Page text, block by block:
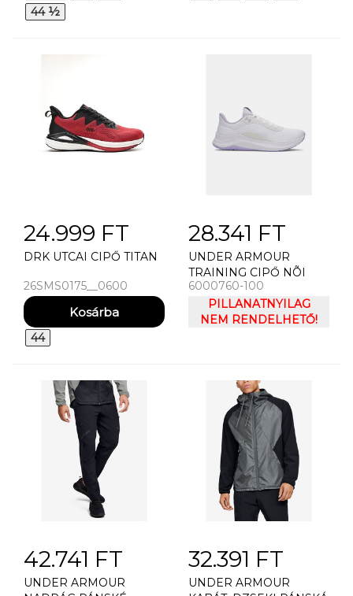
44 ½
24.999 FT
DRK UTCAI CIPŐ TITAN
26SMS0175__0600
44
28.341 FT
UNDER ARMOUR
TRAINING CIPŐ NÕI
CIPÕ UNDER ARMOUR
UA W AURORA 3-WHT
6000760-100
PILLANATNYILAG
NEM RENDELHETŐ!
42.741 FT
UNDER ARMOUR
32.391 FT
UNDER ARMOUR